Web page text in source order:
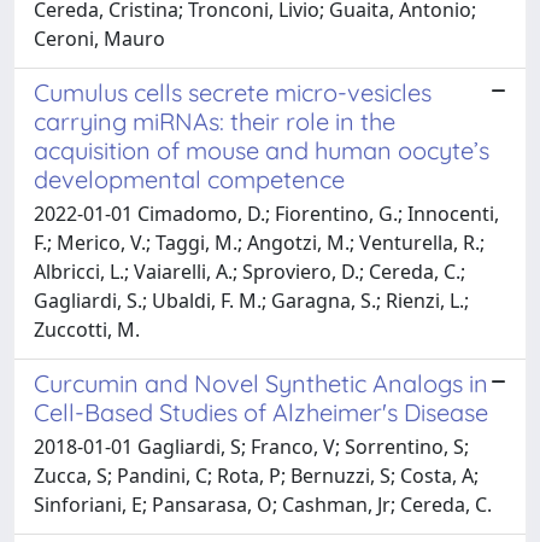
Cereda, Cristina; Tronconi, Livio; Guaita, Antonio;
Ceroni, Mauro
Cumulus cells secrete micro-vesicles
carrying miRNAs: their role in the
acquisition of mouse and human oocyte’s
developmental competence
2022-01-01 Cimadomo, D.; Fiorentino, G.; Innocenti,
F.; Merico, V.; Taggi, M.; Angotzi, M.; Venturella, R.;
Albricci, L.; Vaiarelli, A.; Sproviero, D.; Cereda, C.;
Gagliardi, S.; Ubaldi, F. M.; Garagna, S.; Rienzi, L.;
Zuccotti, M.
Curcumin and Novel Synthetic Analogs in
Cell-Based Studies of Alzheimer's Disease
2018-01-01 Gagliardi, S; Franco, V; Sorrentino, S;
Zucca, S; Pandini, C; Rota, P; Bernuzzi, S; Costa, A;
Sinforiani, E; Pansarasa, O; Cashman, Jr; Cereda, C.